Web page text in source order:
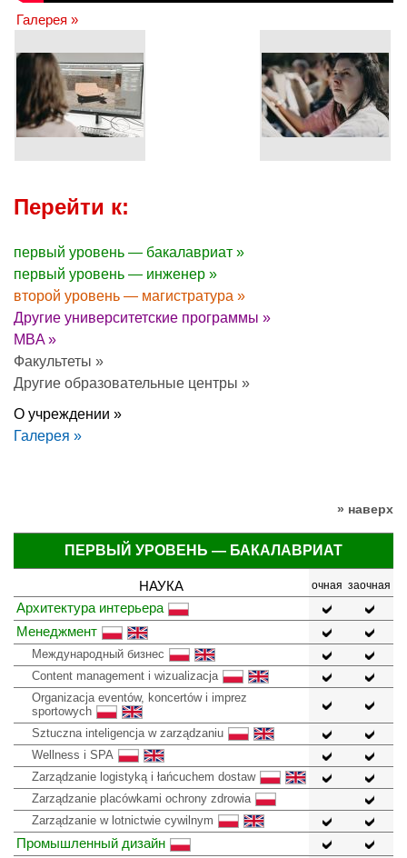
Галерея »
Перейти к:
первый уровень — бакалавриат »
первый уровень — инженер »
второй уровень — магистратура »
Другие университетские программы »
MBA »
Факультеты »
Другие образовательные центры »
О учреждении »
Галерея »
» наверх
ПЕРВЫЙ УРОВЕНЬ — БАКАЛАВРИАТ
НАУКА очная заочная
Архитектура интерьера
Менеджмент
Международный бизнес
Content management i wizualizacja
Organizacja eventów, koncertów i imprez
sportowych
Sztuczna inteligencja w zarządzaniu
Wellness i SPA
Zarządzanie logistyką i łańcuchem dostaw
Zarządzanie placówkami ochrony zdrowia
Zarządzanie w lotnictwie cywilnym
Промышленный дизайн